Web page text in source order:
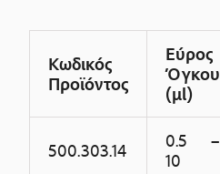
Κωδικός
Προϊόντος
Εύρος
Όγκου
(µl)
500.303.14
0.5 –
10